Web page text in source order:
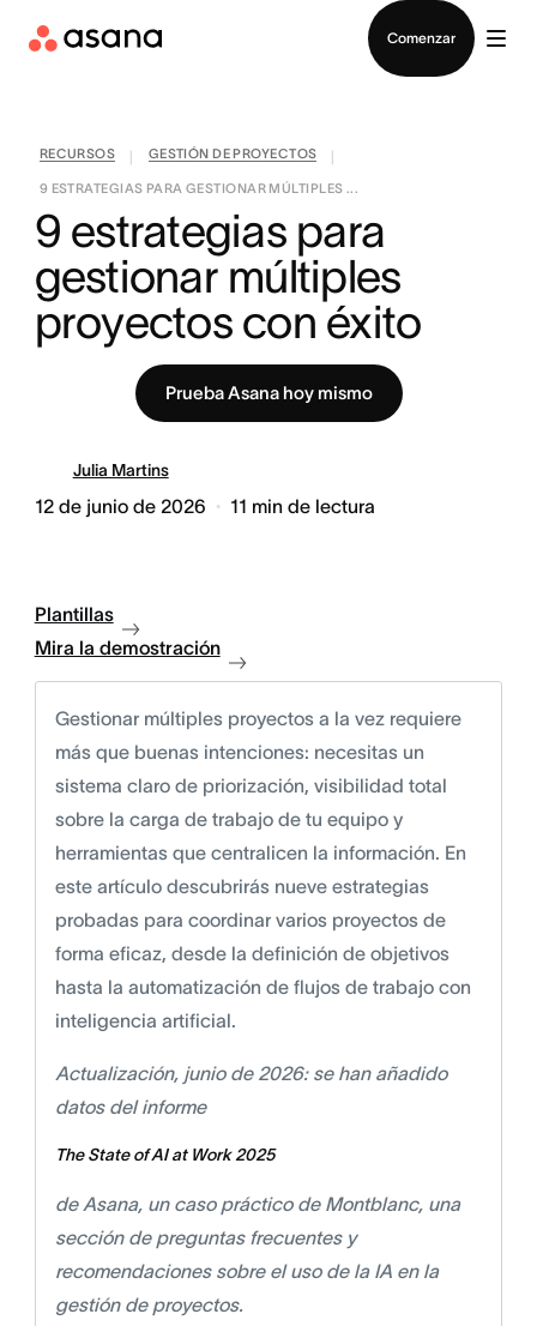
Comenzar
RECURSOS GESTIÓN DE PROYECTOS
9 ESTRATEGIAS PARA GESTIONAR MÚLTIPLES ...
9 estrategias para
gestionar múltiples
proyectos con éxito
Prueba Asana hoy mismo
Julia Martins
12 de junio de 2026 11 min de lectura
Plantillas
Mira la demostración
Gestionar múltiples proyectos a la vez requiere
más que buenas intenciones: necesitas un
sistema claro de priorización, visibilidad total
sobre la carga de trabajo de tu equipo y
herramientas que centralicen la información. En
este artículo descubrirás nueve estrategias
probadas para coordinar varios proyectos de
forma eficaz, desde la definición de objetivos
hasta la automatización de flujos de trabajo con
inteligencia artificial.
Actualización, junio de 2026: se han añadido
datos del informe
The State of AI at Work 2025
de Asana, un caso práctico de Montblanc, una
sección de preguntas frecuentes y
recomendaciones sobre el uso de la IA en la
gestión de proyectos.